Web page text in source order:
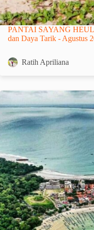
PANTAI SAYANG
dan Daya Tarik - Agustus
Ratih Apriliana